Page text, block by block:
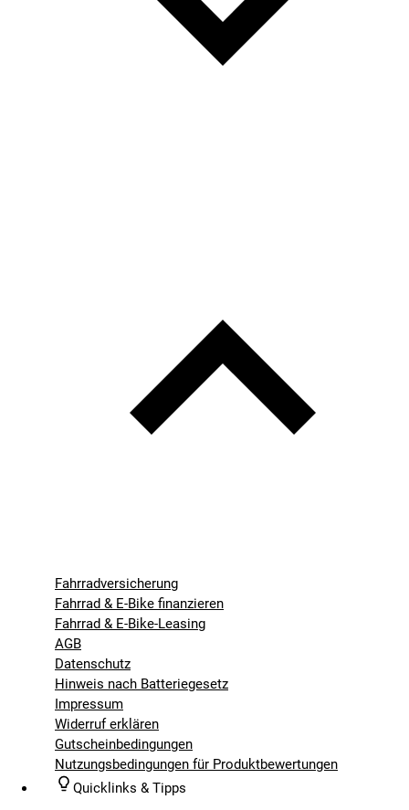
Fahrradversicherung
Fahrrad & E-Bike finanzieren
Fahrrad & E-Bike-Leasing
AGB
Datenschutz
Hinweis nach Batteriegesetz
Impressum
Widerruf erklären
Gutscheinbedingungen
Nutzungsbedingungen für Produktbewertungen
Quicklinks & Tipps